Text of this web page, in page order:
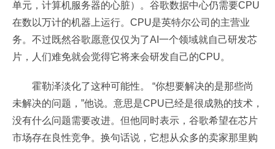
单元，计算机服务器的心脏）。谷歌数据中心仍需要CPU
在数以万计的机器上运行。CPU是英特尔公司的主营业
务。不过既然谷歌愿意仅仅为了AI一个领域就自己研发芯
片，人们难免就会觉得它将来会研发自己的CPU。
霍勒泽淡化了这种可能性。 “你想要解决的是那些尚
未解决的问题，”他说。意思是CPU已经是很成熟的技术，
没有什么问题需要改进。但他同时表示，谷歌希望在芯片
市场存在良性竞争。换句话说，它想从众多的卖家那里购